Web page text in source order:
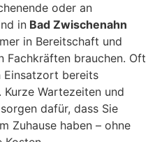
oder an
in Bad Zwischenahn
in Bereitschaft und
Fachkräften brauchen. Oft
Einsatzort bereits
Wartezeiten und
dafür, dass Sie
Zuhause haben – ohne